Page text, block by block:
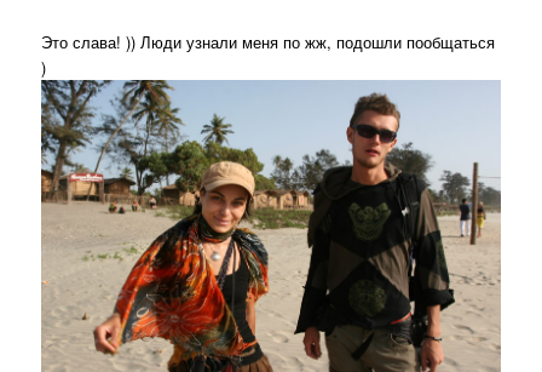
Это слава! )) Люди узнали меня по жж, подошли пообщаться
)